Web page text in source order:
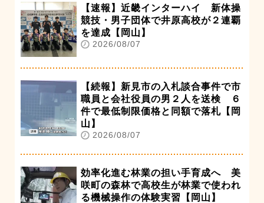
【速報】近畿インターハイ 新体操
競技・男子団体で井原高校が２連覇
を達成【岡山】
2026/08/07
【続報】新見市の入札談合事件で市
職員と会社役員の男２人を送検 ６
件で最低制限価格と同額で落札【岡
山】
2026/08/07
効率化進む林業の担い手育成へ 美
咲町の森林で高校生が林業で使われ
る機械操作の体験実習【岡山】